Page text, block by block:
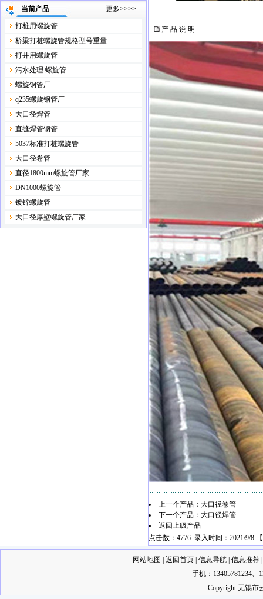
当前产品 更多>>>>
打桩用螺旋管
桥梁打桩螺旋管规格型号重量
打井用螺旋管
污水处理 螺旋管
螺旋钢管厂
q235螺旋钢管厂
大口径焊管
直缝焊管钢管
5037标准打桩螺旋管
大口径卷管
直径1800mm螺旋管厂家
DN1000螺旋管
镀锌螺旋管
大口径厚壁螺旋管厂家
产 品 说 明
上一个产品： 大口径卷管
下一个产品： 大口径焊管
返回上级产品
点击数：4776 录入时间：2021/9/8 【
网站地图 返回首页 信息导航 信息推荐
手机：13405781234
Copyright 无锡